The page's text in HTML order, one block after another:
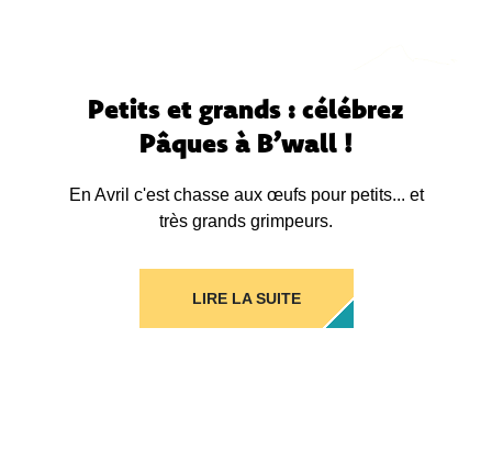
Petits et grands : célébrez
Pâques à B’wall !
En Avril c'est chasse aux œufs pour petits... et
très grands grimpeurs.
LIRE LA SUITE